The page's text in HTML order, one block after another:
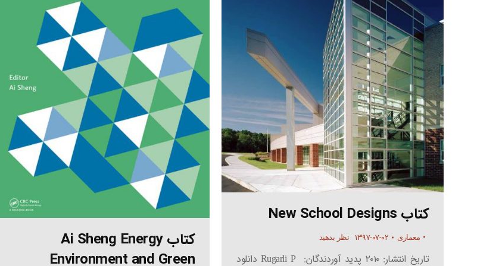
کتاب Ai Sheng Energy
Environment and Green
کتاب New School Designs
معماری ۱۳۹۷-۰۷-۰۲ نظر بدهید
تاریخ انتشار: ۲۰۱۰ پدید آوردندگان: Rugarli P دانلود